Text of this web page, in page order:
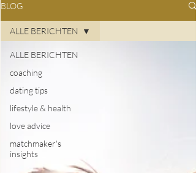
BLOG
ALLE BERICHTEN
coaching
dating tips
lifestyle & health
love advice
matchmaker's
insights
ALLE BERICHTEN